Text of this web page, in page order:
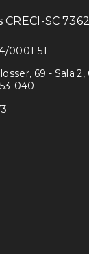
SC
0001-51
69 - Sala
040